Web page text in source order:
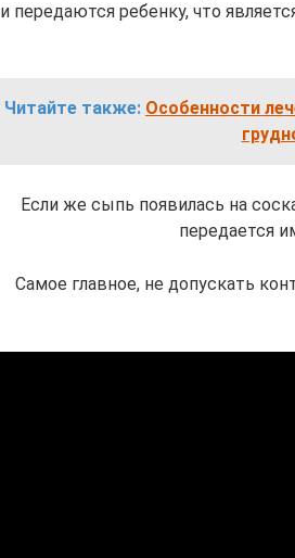
и передаются ребенку, что
Читайте также: Особенности
Если же сыпь появилась на
передается
Самое главное, не допускать